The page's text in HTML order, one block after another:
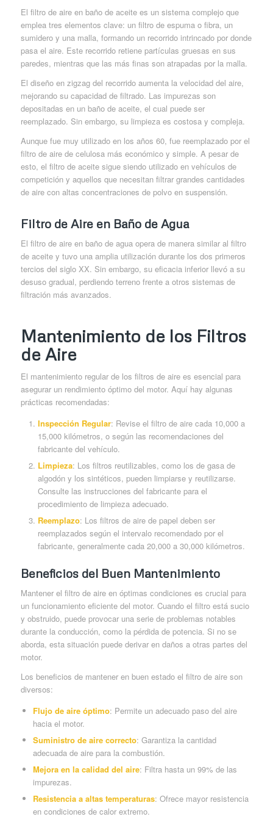
El filtro de aire en baño de aceite es un sistema complejo que
emplea tres elementos clave: un filtro de espuma o fibra, un
sumidero y una malla, formando un recorrido intrincado por donde
pasa el aire. Este recorrido retiene partículas gruesas en sus
paredes, mientras que las más finas son atrapadas por la malla.
El diseño en zigzag del recorrido aumenta la velocidad del aire,
mejorando su capacidad de filtrado. Las impurezas son
depositadas en un baño de aceite, el cual puede ser
reemplazado. Sin embargo, su limpieza es costosa y compleja.
Aunque fue muy utilizado en los años 60, fue reemplazado por el
filtro de aire de celulosa más económico y simple. A pesar de
esto, el filtro de aceite sigue siendo utilizado en vehículos de
competición y aquellos que necesitan filtrar grandes cantidades
de aire con altas concentraciones de polvo en suspensión.
Filtro de Aire en Baño de Agua
El filtro de aire en baño de agua opera de manera similar al filtro
de aceite y tuvo una amplia utilización durante los dos primeros
tercios del siglo XX. Sin embargo, su eficacia inferior llevó a su
desuso gradual, perdiendo terreno frente a otros sistemas de
filtración más avanzados.
Mantenimiento de los Filtros
de Aire
El mantenimiento regular de los filtros de aire es esencial para
asegurar un rendimiento óptimo del motor. Aquí hay algunas
prácticas recomendadas:
Inspección Regular: Revise el filtro de aire cada 10,000 a
15,000 kilómetros, o según las recomendaciones del
fabricante del vehículo.
Limpieza: Los filtros reutilizables, como los de gasa de
algodón y los sintéticos, pueden limpiarse y reutilizarse.
Consulte las instrucciones del fabricante para el
procedimiento de limpieza adecuado.
Reemplazo: Los filtros de aire de papel deben ser
reemplazados según el intervalo recomendado por el
fabricante, generalmente cada 20,000 a 30,000 kilómetros.
Beneficios del Buen Mantenimiento
Mantener el filtro de aire en óptimas condiciones es crucial para
un funcionamiento eficiente del motor. Cuando el filtro está sucio
y obstruido, puede provocar una serie de problemas notables
durante la conducción, como la pérdida de potencia. Si no se
aborda, esta situación puede derivar en daños a otras partes del
motor.
Los beneficios de mantener en buen estado el filtro de aire son
diversos:
Flujo de aire óptimo: Permite un adecuado paso del aire
hacia el motor.
Suministro de aire correcto: Garantiza la cantidad
adecuada de aire para la combustión.
Mejora en la calidad del aire: Filtra hasta un 99% de las
impurezas.
Resistencia a altas temperaturas: Ofrece mayor resistencia
en condiciones de calor extremo.